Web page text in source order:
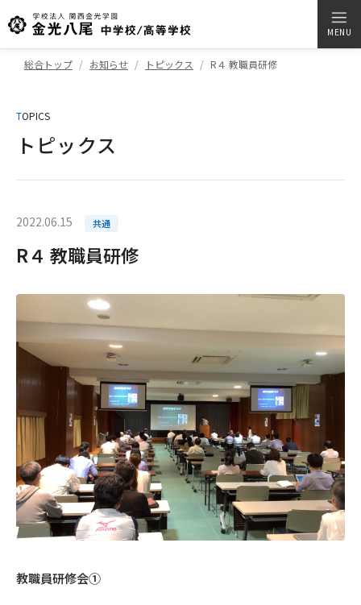
MENU
総合トップ お知らせ トピックス R４ 教職員研修
TOPICS
トピックス
2022.06.15 共通
R４ 教職員研修
教職員研修会①